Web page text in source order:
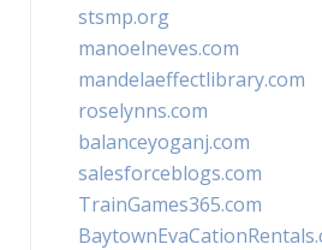
stsmp.org
manoelneves.com
mandelaeffectlibrary.com
roselynns.com
balanceyoganj.com
salesforceblogs.com
TrainGames365.com